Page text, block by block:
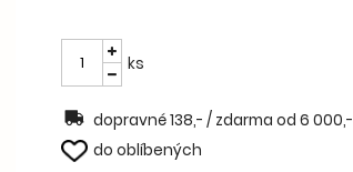
ks
dopravné 138,- / zdarma od 6 000,-
do oblíbených